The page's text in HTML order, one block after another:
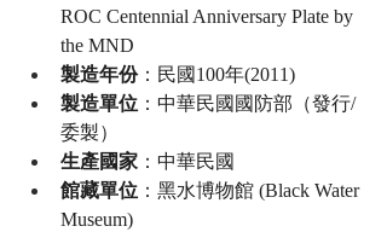
ROC Centennial Anniversary Plate by
the MND
製造年份：民國100年(2011)
製造單位 ：中華民國國防部（發行/
委製）
生產國家 ：中華民國
館藏單位 ：黑水博物館 (Black Water
Museum)